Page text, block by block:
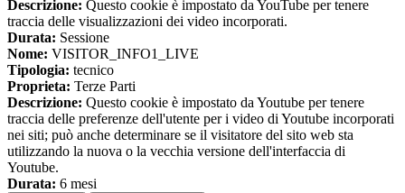
Descrizione: Questo cookie è impostato da YouTube per tenere
traccia delle visualizzazioni dei video incorporati.
Durata: Sessione
Nome: VISITOR_INFO1_LIVE
Tipologia: tecnico
Proprieta: Terze Parti
Descrizione: Questo cookie è impostato da Youtube per tenere
traccia delle preferenze dell'utente per i video di Youtube incorporati
nei siti; può anche determinare se il visitatore del sito web sta
utilizzando la nuova o la vecchia versione dell'interfaccia di
Youtube.
Durata: 6 mesi